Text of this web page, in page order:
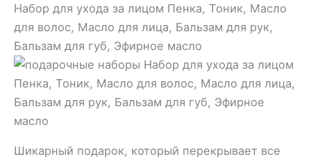
Набор для ухода за лицом Пенка, Тоник, Масло
для волос, Масло для лица, Бальзам для рук,
Бальзам для губ, Эфирное масло
Шикарный подарок, который перекрывает все